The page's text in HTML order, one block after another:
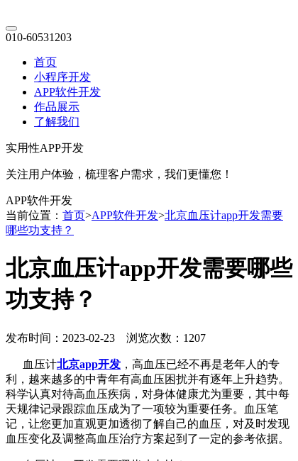
010-60531203
首页
小程序开发
APP软件开发
作品展示
了解我们
实用性APP开发
关注用户体验，梳理客户需求，我们更懂您！
APP软件开发
当前位置： 首页>APP软件开发>北京血压计app开发需要
哪些功支持？
北京血压计app开发需要哪些
功支持？
发布时间：2023-02-23 浏览次数：1207
血压计北京app开发 ，高血压已经不再是老年人的专
利，越来越多的中青年有高血压困扰并有逐年上升趋势。
科学认真对待高血压疾病，对身体健康尤为重要，其中每
天规律记录跟踪血压成为了一项较为重要任务。血压笔
记，让您更加直观更加透彻了解自己的血压，对及时发现
血压变化及调整高血压治疗方案起到了一定的参考依据。